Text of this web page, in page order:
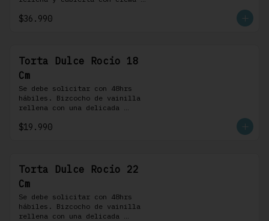
profiteroles.
$36.990
Torta Dulce Rocio 18
Cm
Se debe solicitar con 48hrs
hábiles. Bizcocho de vainilla
rellena con una delicada
de leche cubierta con nuestra
$19.990
Torta Dulce Rocio 22
Cm
Se debe solicitar con 48hrs
hábiles. Bizcocho de vainilla
rellena con una delicada